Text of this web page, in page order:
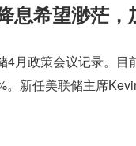
息希望渺茫
4月政策会议记录。
新任美联储主席